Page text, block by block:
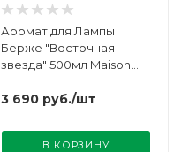
Аромат для Лампы
Берже "Восточная
звезда" 500мл Maison
3 690 руб./шт
В КОРЗИНУ